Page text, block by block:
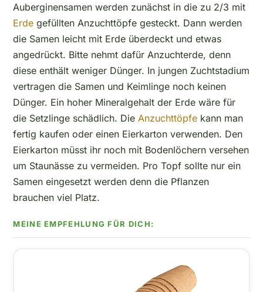
Auberginensamen werden zunächst in die zu 2/3 mit
Erde gefüllten Anzuchttöpfe gesteckt. Dann werden
die Samen leicht mit Erde überdeckt und etwas
angedrückt. Bitte nehmt dafür Anzuchterde, denn
diese enthält weniger Dünger. In jungen Zuchtstadium
vertragen die Samen und Keimlinge noch keinen
Dünger. Ein hoher Mineralgehalt der Erde wäre für
die Setzlinge schädlich. Die Anzuchttöpfe kann man
fertig kaufen oder einen Eierkarton verwenden. Den
Eierkarton müsst ihr noch mit Bodenlöchern versehen
um Staunässe zu vermeiden. Pro Topf sollte nur ein
Samen eingesetzt werden denn die Pflanzen
brauchen viel Platz.